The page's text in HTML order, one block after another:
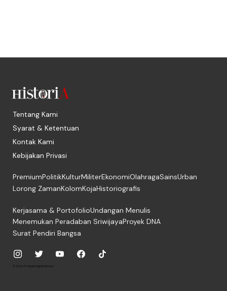
Tentang Kami
Syarat & Ketentuan
Kontak Kami
Kebijakan Privasi
PremiumPolitikKulturMiliterEkonomiOlahragaSainsUrban
Lorong ZamanKolomKojaHistoriografis
Kerjasama & PortofolioUndangan Menulis
Menemukan Peradaban SriwijayaProyek DNA
Surat Pendiri Bangsa
© 2026, PT. Media Digital Historia.